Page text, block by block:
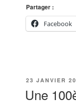
Partager :
Facebook
PUBLIÉ
23 JANVIER
Une